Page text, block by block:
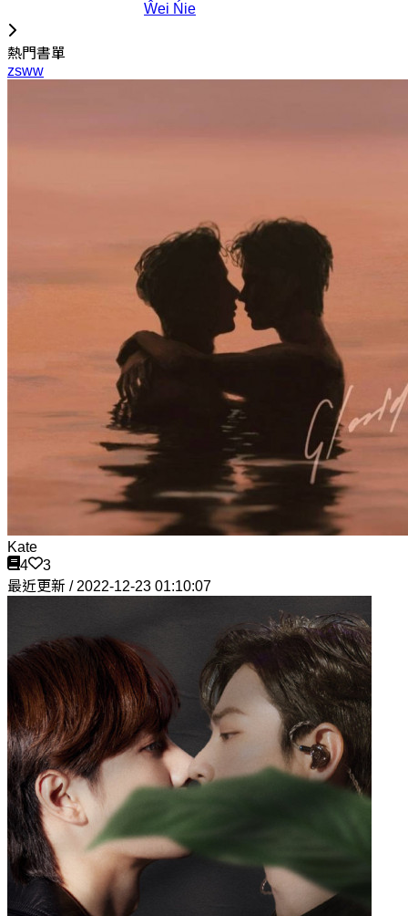
Ŵei Ńie
熱門書單
zsww
Kate
4
3
最近更新 / 2022-12-23 01:10:07